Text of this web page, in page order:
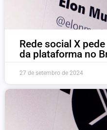
Rede social X
da plataforma no
27 de setembro de 2024